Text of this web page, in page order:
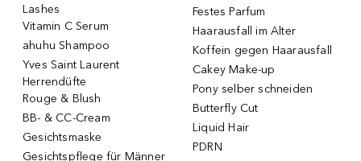
Lashes
Vitamin C Serum
ahuhu Shampoo
Yves Saint Laurent
Herrendüfte
Rouge & Blush
BB- & CC-Cream
Gesichtsmaske
Gesichtspflege für Männer
Festes Parfum
Haarausfall im Alter
Koffein gegen Haarausfall
Cakey Make-up
Pony selber schneiden
Butterfly Cut
Liquid Hair
PDRN